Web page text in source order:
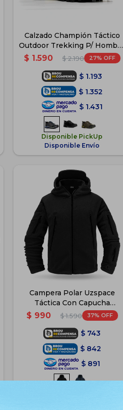
Calzado Champión Táctico
Outdoor Trekking P/ Hombre
- Gris
$ 1.590 $ 2.190 27
$ 1.193
$ 1.352
$ 1.431
Disponible PickUp
Disponible Envío
Campera Polar Uzspace
Táctica Con Capucha
Invierno - Negro
$ 990 $ 1.590 37
$ 743
$ 842
$ 891